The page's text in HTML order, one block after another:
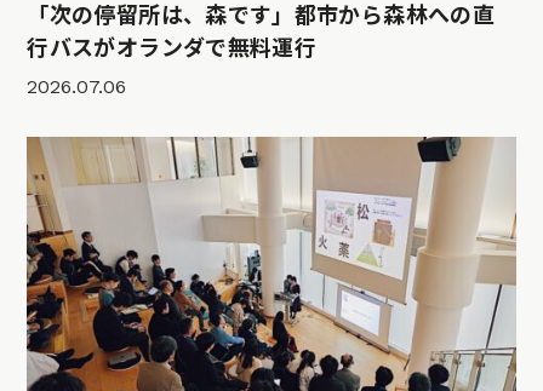
「次の停留所は、森です」都市から森林への直
行バスがオランダで無料運行
2026.07.06